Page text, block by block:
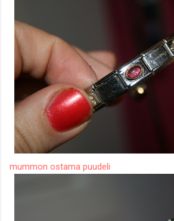
mummon ostama puudeli